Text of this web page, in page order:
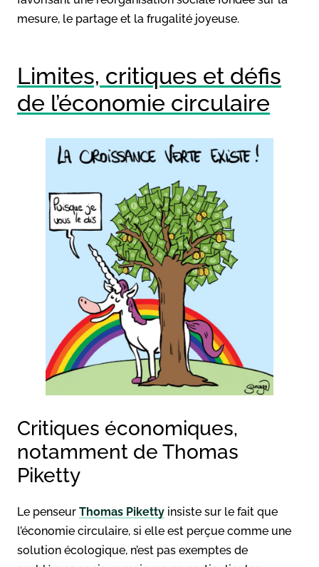
mesure, le partage et la frugalité joyeuse.
Limites, critiques et défis
de l’économie circulaire
Critiques économiques,
notamment de Thomas
Piketty
Le penseur Thomas Piketty insiste sur le fait que
l’économie circulaire, si elle est perçue comme une
solution écologique, n’est pas exemptes de